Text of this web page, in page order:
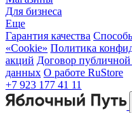
Для бизнеса
Еще
Гарантия качества
«Cookie» Политика
акций Договор
данных О работе RuStore
+7 923 177 41 11